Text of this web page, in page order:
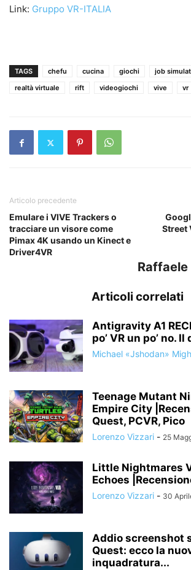
Link: Gruppo VR-ITALIA
TAGS chefu cucina giochi job
realtà virtuale
rift videogiochi vive vr
Articolo precedente
Emulare i VIVE Trackers o
tracciare un visore come
Pimax 4K usando un Kinect e
Driver4VR
Street
Articoli correlati
Antigravity A1
po’ VR un po’ no. Il
Michael «Jshodan»
Teenage Mutant
Empire City
Quest, PCVR, Pico
Lorenzo Vizzari - 25
Little Nightmares
Echoes
Lorenzo Vizzari - 30
Addio screenshot
Quest: ecco la
inquadratura...